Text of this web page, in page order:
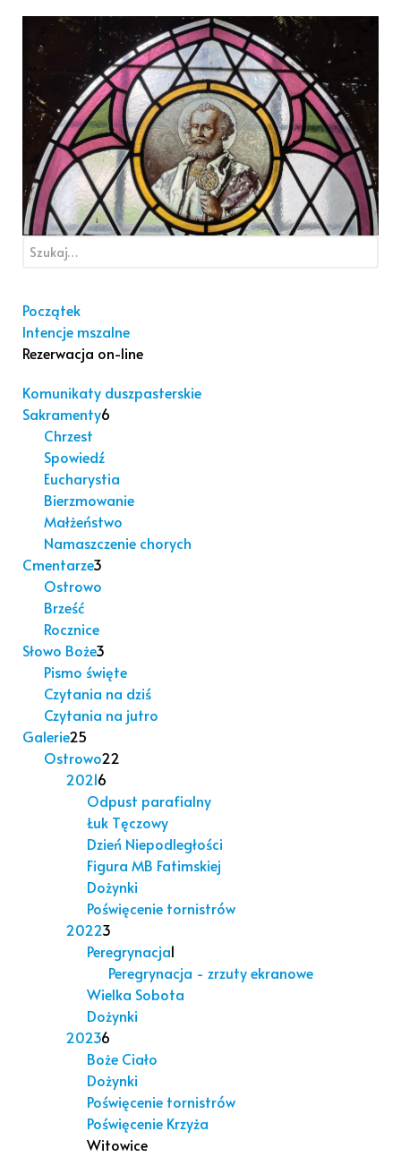
Początek
Intencje mszalne
Rezerwacja on-line
Komunikaty duszpasterskie
Sakramenty6
Chrzest
Spowiedź
Eucharystia
Bierzmowanie
Małżeństwo
Namaszczenie chorych
Cmentarze3
Ostrowo
Brześć
Rocznice
Słowo Boże3
Pismo święte
Czytania na dziś
Czytania na jutro
Galerie25
Ostrowo22
20216
Odpust parafialny
Łuk Tęczowy
Dzień Niepodległości
Figura MB Fatimskiej
Dożynki
Poświęcenie tornistrów
20223
Peregrynacja1
Peregrynacja - zrzuty ekranowe
Wielka Sobota
Dożynki
20236
Boże Ciało
Dożynki
Poświęcenie tornistrów
Poświęcenie Krzyża
Witowice